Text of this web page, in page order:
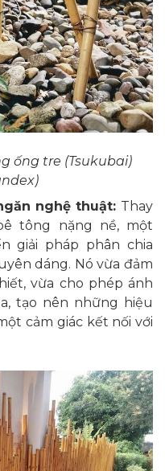
ống tre (Tsukubai)
nghệ thuật: Thay
tông nặng nề, một
giải pháp phân chia
dáng. Nó vừa đảm
vừa cho phép ánh
tạo nên những hiệu
cảm giác kết nối với